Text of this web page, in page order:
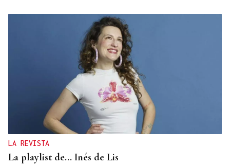
MADRES LACTANTES
Una "tetada" en Ourense para hacer visible la
lactancia
LA REVISTA
La playlist de... Inés de Lis